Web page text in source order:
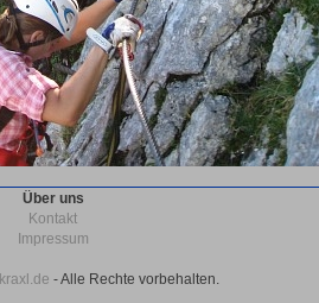
Über uns
Kontakt
Impressum
kraxl.de - Alle Rechte vorbehalten.